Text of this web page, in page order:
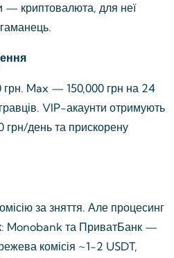
криптовалюта, для неї
Max — 150,000 грн на 24
VIP-акаунти отримують
грн/день та прискорену
за зняття. Але процесинг
Monobank та ПриватБанк —
комісія ~1-2 USDT,